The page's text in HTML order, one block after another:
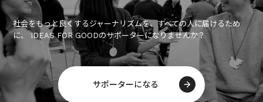
社会をもっと良くするジャーナリズムを、すべての人に届けるため
に、 IDEAS FOR GOODのサポーターになりませんか？
サポーターになる